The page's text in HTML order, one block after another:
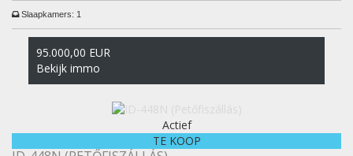
Slaapkamers: 1
95.000,00 EUR
Bekijk immo
Actief
TE KOOP